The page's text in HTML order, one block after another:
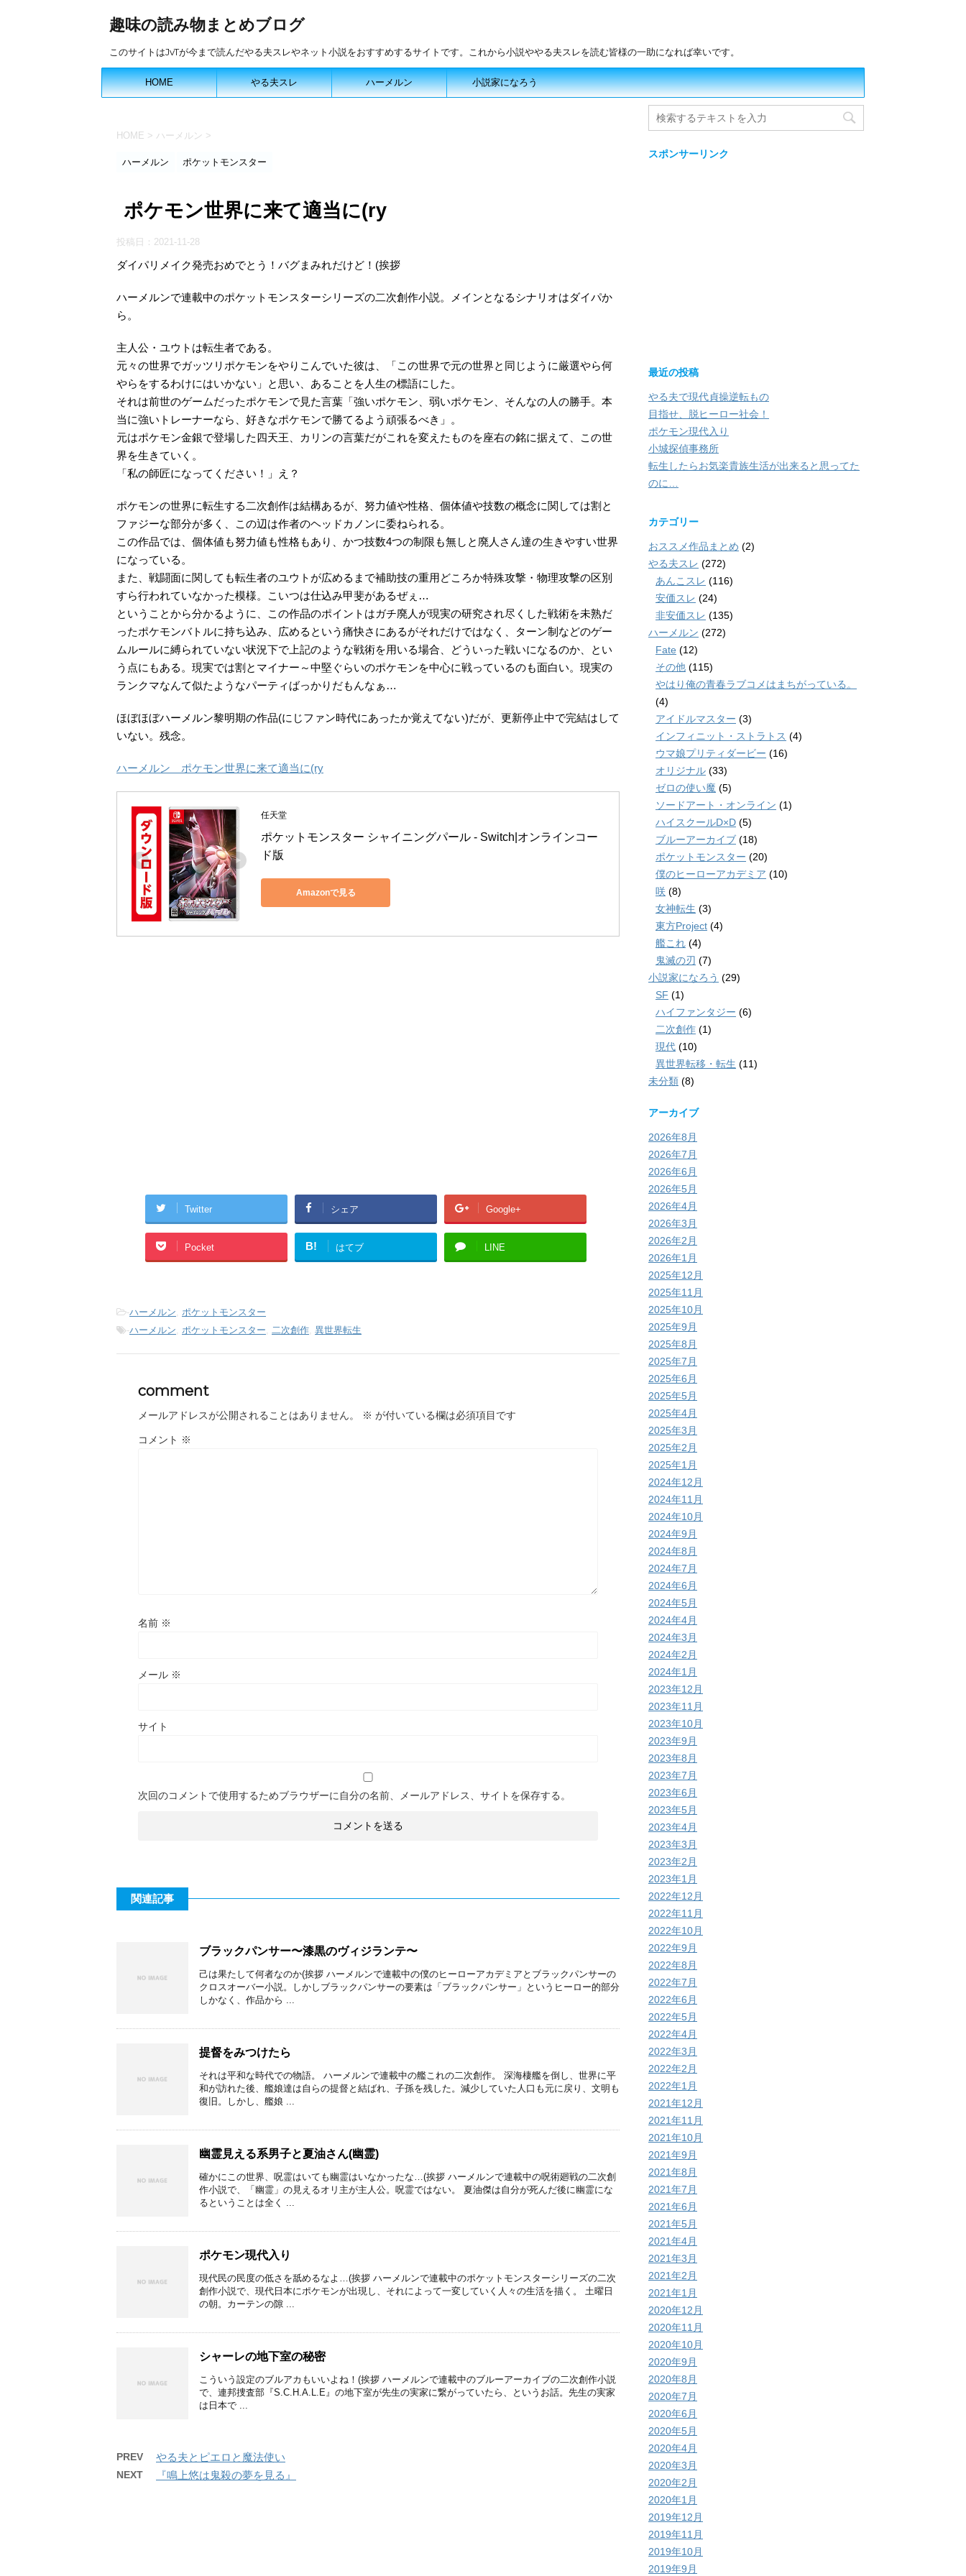
趣味の読み物まとめブログ
このサイトはJvTが今まで読んだやる夫スレやネット小説をおすすめするサイトです。これから小説ややる夫スレを読む皆様の一助になれば幸いです。
HOME やる夫スレ ハーメルン 小説家になろう
HOME > ハーメルン >
ハーメルン ポケットモンスター
ポケモン世界に来て適当に(ry
投稿日： 2021-11-28
ダイパリメイク発売おめでとう！バグまみれだけど！(挨拶
ハーメルンで連載中のポケットモンスターシリーズの二次創作小説。メインとなるシナリオはダイパか
ら。
主人公・ユウトは転生者である。
元々の世界でガッツリポケモンをやりこんでいた彼は、「この世界で元の世界と同じように厳選やら何
やらをするわけにはいかない」と思い、あることを人生の標語にした。
それは前世のゲームだったポケモンで見た言葉「強いポケモン、弱いポケモン、そんなの人の勝手。本
当に強いトレーナーなら、好きなポケモンで勝てるよう頑張るべき」。
元はポケモン金銀で登場した四天王、カリンの言葉だがこれを変えたものを座右の銘に据えて、この世
界を生きていく。
「私の師匠になってください！」え？
ポケモンの世界に転生する二次創作は結構あるが、努力値や性格、個体値や技数の概念に関しては割と
ファジーな部分が多く、この辺は作者のヘッドカノンに委ねられる。
この作品では、個体値も努力値も性格もあり、かつ技数4つの制限も無しと廃人さん達の生きやすい世界
になっている。
また、戦闘面に関しても転生者のユウトが広めるまで補助技の重用どころか特殊攻撃・物理攻撃の区別
すら行われていなかった模様。こいつは仕込み甲斐があるぜぇ…
ということから分かるように、この作品のポイントはガチ廃人が現実の研究され尽くした戦術を未熟だ
ったポケモンバトルに持ち込み、広めるという痛快さにあるがそれだけではなく、ターン制などのゲー
ムルールに縛られていない状況下で上記のような戦術を用いる場合、どういった戦いになるのか、とい
う点にもある。現実では割とマイナー～中堅ぐらいのポケモンを中心に戦っているのも面白い。現実の
ランクマなんて似たようなパーティばっかりだもんなぁ…
ほぼほぼハーメルン黎明期の作品(にじファン時代にあったか覚えてない)だが、更新停止中で完結はして
いない。残念。
ハーメルン ポケモン世界に来て適当に(ry
任天堂
ポケットモンスター シャイニングパール - Switch|オンラインコー
ド版
Amazonで見る
Twitter シェア Google+
Pocket B! はてブ LINE
-ハーメルン, ポケットモンスター
-ハーメルン, ポケットモンスター, 二次創作, 異世界転生
comment
メールアドレスが公開されることはありません。 ※ が付いている欄は必須項目です
コメント ※
名前 ※
メール ※
サイト
次回のコメントで使用するためブラウザーに自分の名前、メールアドレス、サイトを保存する。
関連記事
ブラックパンサー〜漆黒のヴィジランテ〜
己は果たして何者なのか(挨拶 ハーメルンで連載中の僕のヒーローアカデミアとブラックパンサーの
クロスオーバー小説。しかしブラックパンサーの要素は「ブラックパンサー」というヒーロー的部分
しかなく、作品から ...
提督をみつけたら
それは平和な時代での物語。 ハーメルンで連載中の艦これの二次創作。 深海棲艦を倒し、世界に平
和が訪れた後、艦娘達は自らの提督と結ばれ、子孫を残した。減少していた人口も元に戻り、文明も
復旧。しかし、艦娘 ...
幽霊見える系男子と夏油さん(幽霊)
確かにこの世界、呪霊はいても幽霊はいなかったな…(挨拶 ハーメルンで連載中の呪術廻戦の二次創
作小説で、「幽霊」の見えるオリ主が主人公。呪霊ではない。 夏油傑は自分が死んだ後に幽霊にな
るということは全く ...
ポケモン現代入り
現代民の民度の低さを舐めるなよ…(挨拶 ハーメルンで連載中のポケットモンスターシリーズの二次
創作小説で、現代日本にポケモンが出現し、それによって一変していく人々の生活を描く。 土曜日
の朝。カーテンの隙 ...
シャーレの地下室の秘密
こういう設定のブルアカもいいよね！(挨拶 ハーメルンで連載中のブルーアーカイブの二次創作小説
で、連邦捜査部『S.C.H.A.L.E』の地下室が先生の実家に繋がっていたら、というお話。先生の実家
は日本で ...
PREV やる夫とピエロと魔法使い
NEXT 『鳴上悠は鬼殺の夢を見る』
スポンサーリンク
最近の投稿
やる夫で現代貞操逆転もの
目指せ、脱ヒーロー社会！
ポケモン現代入り
小城探偵事務所
転生したらお気楽貴族生活が出来ると思ってた
のに…
カテゴリー
おススメ作品まとめ (2)
やる夫スレ (272)
あんこスレ (116)
安価スレ (24)
非安価スレ (135)
ハーメルン (272)
Fate (12)
その他 (115)
やはり俺の青春ラブコメはまちがっている。
(4)
アイドルマスター (3)
インフィニット・ストラトス (4)
ウマ娘プリティダービー (16)
オリジナル (33)
ゼロの使い魔 (5)
ソードアート・オンライン (1)
ハイスクールD×D (5)
ブルーアーカイブ (18)
ポケットモンスター (20)
僕のヒーローアカデミア (10)
咲 (8)
女神転生 (3)
東方Project (4)
艦これ (4)
鬼滅の刃 (7)
小説家になろう (29)
SF (1)
ハイファンタジー (6)
二次創作 (1)
現代 (10)
異世界転移・転生 (11)
未分類 (8)
アーカイブ
2026年8月
2026年7月
2026年6月
2026年5月
2026年4月
2026年3月
2026年2月
2026年1月
2025年12月
2025年11月
2025年10月
2025年9月
2025年8月
2025年7月
2025年6月
2025年5月
2025年4月
2025年3月
2025年2月
2025年1月
2024年12月
2024年11月
2024年10月
2024年9月
2024年8月
2024年7月
2024年6月
2024年5月
2024年4月
2024年3月
2024年2月
2024年1月
2023年12月
2023年11月
2023年10月
2023年9月
2023年8月
2023年7月
2023年6月
2023年5月
2023年4月
2023年3月
2023年2月
2023年1月
2022年12月
2022年11月
2022年10月
2022年9月
2022年8月
2022年7月
2022年6月
2022年5月
2022年4月
2022年3月
2022年2月
2022年1月
2021年12月
2021年11月
2021年10月
2021年9月
2021年8月
2021年7月
2021年6月
2021年5月
2021年4月
2021年3月
2021年2月
2021年1月
2020年12月
2020年11月
2020年10月
2020年9月
2020年8月
2020年7月
2020年6月
2020年5月
2020年4月
2020年3月
2020年2月
2020年1月
2019年12月
2019年11月
2019年10月
2019年9月